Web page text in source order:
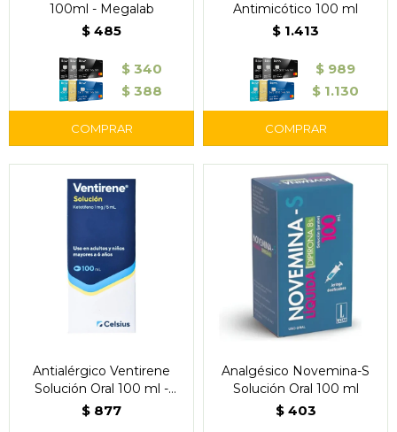
100ml - Megalab
$ 485
$ 340
$ 388
Antimicótico 100 ml
$ 1.413
$ 989
$ 1.130
Antialérgico Ventirene
Solución Oral 100 ml -
Celsius
$ 877
Analgésico Novemina-S
Solución Oral 100 ml
$ 403